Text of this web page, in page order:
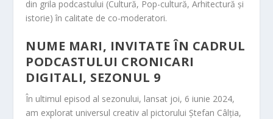
din grila podcastului (Cultură, Pop-cultură, Arhitectură și
istorie) în calitate de co-moderatori.
NUME MARI, INVITATE ÎN CADRUL
PODCASTULUI CRONICARI
DIGITALI, SEZONUL 9
În ultimul episod al sezonului, lansat joi, 6 iunie 2024,
am explorat universul creativ al pictorului Ștefan Câlția,